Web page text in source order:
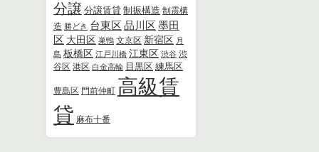
分譲 分譲賃貸 制振構造 制震構
造 勝どき 台東区 品川区 墨田
区 大田区 巣鴨 文京区 新宿区 月
島 板橋区 江戸川橋 江東区 渋谷 渋
谷区 港区 白金高輪 目黒区 練馬区
豊島区 門前仲町 高級賃
貸 麻布十番